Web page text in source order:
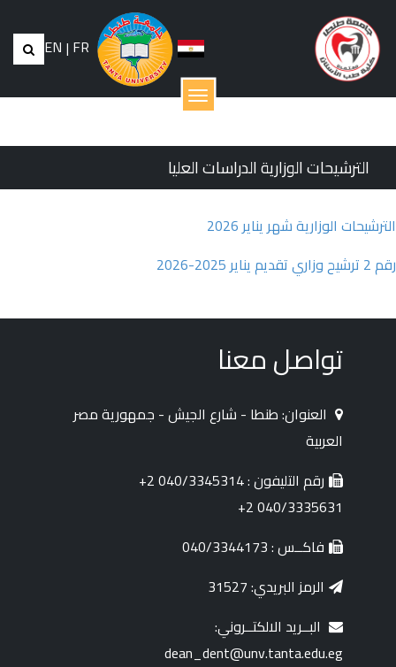
EN | FR
القائمة
الترشيحات الوزارية الدراسات العليا
الترشيحات الوزارية شهر يناير 2026
رقم 2 ترشيح وزاري تقديم يناير 2025-2026
تواصل معنا
العنوان: طنطا - شارع الجيش - جمهورية مصر
العربية
رقم التليفون : 040/3345314 2+
040/3335631 2+
فاكــس : 040/3344173
الرمز البريدي: 31527
البــريد الالكتــروني:
dean_dent@unv.tanta.edu.eg